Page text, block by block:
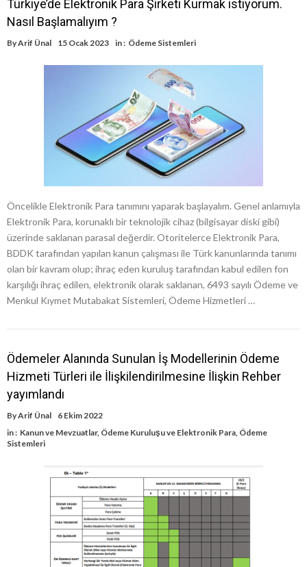
Türkiye’de Elektronik Para Şirketi Kurmak istiyorum.
Nasıl Başlamalıyım ?
ByArif Ünal 15 Ocak 2023 in : Ödeme Sistemleri
Öncelikle Elektronik Para tanımını yaparak başlayalım. Genel anlamıyla
Elektronik Para, korunaklı bir teknolojik cihaz (bilgisayar diski gibi)
üzerinde saklanan parasal değerdir. Otoritelerce Elektronik Para,
BDDK tarafından yapılan kanun çalışması ile Türk kanunlarında tanımı
olan bir kavram olup; ihraç eden kuruluş tarafından kabul edilen fon
karşılığı ihraç edilen, elektronik olarak saklanan, 6493 sayılı Ödeme ve
Menkul Kıymet Mutabakat Sistemleri, Ödeme Hizmetleri …
Ödemeler Alanında Sunulan İş Modellerinin Ödeme
Hizmeti Türleri ile İlişkilendirilmesine İlişkin Rehber
yayımlandı
ByArif Ünal
6 Ekim 2022
in : Kanun ve Mevzuatlar, Ödeme Kuruluşu ve Elektronik Para Ödeme
Sistemleri